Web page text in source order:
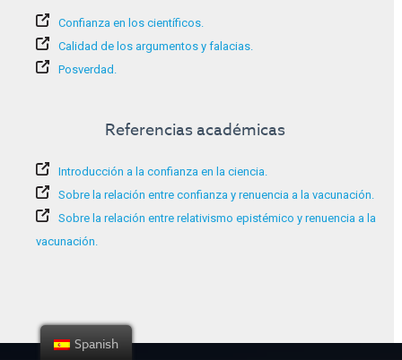
Confianza en los científicos.
Calidad de los argumentos y falacias.
Posverdad.
Referencias académicas
Introducción a la confianza en la ciencia.
Sobre la relación entre confianza y renuencia a la vacunación.
Sobre la relación entre relativismo epistémico y renuencia a la
vacunación.
Spanish